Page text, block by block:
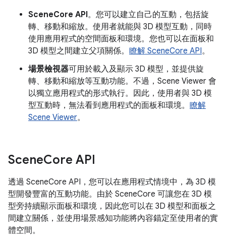
SceneCore API。您可以建立自己的互動，包括旋
轉、移動和縮放。使用者就能與 3D 模型互動，同時
使用應用程式的空間面板和環境。您也可以在面板和
3D 模型之間建立父項關係。 瞭解 SceneCore API。
場景檢視器可用於載入及顯示 3D 模型，並提供旋
轉、移動和縮放等互動功能。不過，Scene Viewer 會
以獨立應用程式的形式執行。因此，使用者與 3D 模
型互動時，無法看到應用程式的面板和環境。 瞭解
Scene Viewer。
SceneCore API
透過 SceneCore API，您可以在應用程式情境中，為 3D 模
型開發豐富的互動功能。由於 SceneCore 可讓您在 3D 模
型旁持續顯示面板和環境，因此您可以在 3D 模型和面板之
間建立關係，並使用場景感知功能將內容錨定至使用者的實
體空間。